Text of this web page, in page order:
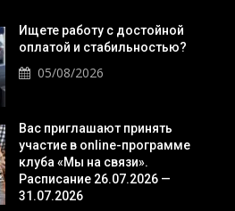
Ищете работу с достойной
оплатой и стабильностью?
05/08/2026
Вас приглашают принять
участие в online-программе
клуба «Мы на связи».
Расписание 26.07.2026 —
31.07.2026